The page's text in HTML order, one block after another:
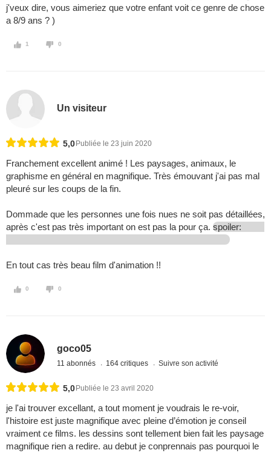
j'veux dire, vous aimeriez que votre enfant voit ce genre de chose
a 8/9 ans ? )
1 0
Un visiteur
5,0 Publiée le 23 juin 2020
Franchement excellent animé ! Les paysages, animaux, le
graphisme en général en magnifique. Très émouvant j'ai pas mal
pleuré sur les coups de la fin.
Dommade que les personnes une fois nues ne soit pas détaillées,
après c'est pas très important on est pas la pour ça. spoiler:
En tout cas très beau film d'animation !!
0 0
goco05
11 abonnés 164 critiques Suivre son activité
5,0 Publiée le 23 avril 2020
je l'ai trouver excellant, a tout moment je voudrais le re-voir,
l'histoire est juste magnifique avec pleine d’émotion je conseil
vraiment ce films. les dessins sont tellement bien fait les paysage
magnifique rien a redire. au debut je conprennais pas pourquoi le